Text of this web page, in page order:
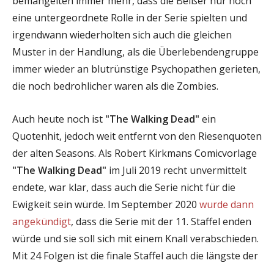
eine untergeordnete Rolle in der Serie spielten und
irgendwann wiederholten sich auch die gleichen
Muster in der Handlung, als die Überlebendengruppe
immer wieder an blutrünstige Psychopathen gerieten,
die noch bedrohlicher waren als die Zombies.
Auch heute noch ist "The Walking Dead" ein
Quotenhit, jedoch weit entfernt von den Riesenquoten
der alten Seasons. Als Robert Kirkmans Comicvorlage
"The Walking Dead" im Juli 2019 recht unvermittelt
endete, war klar, dass auch die Serie nicht für die
Ewigkeit sein würde. Im September 2020 wurde dann
angekündigt, dass die Serie mit der 11. Staffel enden
würde und sie soll sich mit einem Knall verabschieden.
Mit 24 Folgen ist die finale Staffel auch die längste der